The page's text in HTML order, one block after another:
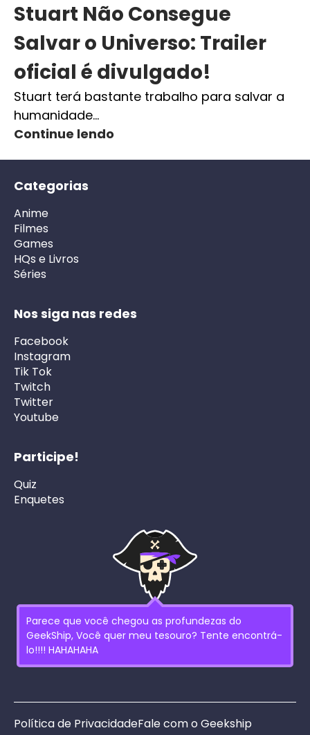
Stuart Não Consegue
Salvar o Universo: Trailer
oficial é divulgado!
Stuart terá bastante trabalho para salvar a
humanidade…
Continue lendo
Categorias
Anime
Filmes
Games
HQs e Livros
Séries
Nos siga nas redes
Facebook
Instagram
Tik Tok
Twitch
Twitter
Youtube
Participe!
Quiz
Enquetes
Parece que você chegou as profundezas do
GeekShip, Você quer meu tesouro? Tente encontrá-
lo!!!! HAHAHAHA
Política de PrivacidadeFale com o Geekship